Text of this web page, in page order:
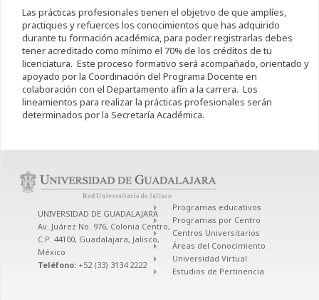
Las prácticas profesionales tienen el objetivo de que amplíes,
practiques y refuerces los conocimientos que has adquirido
durante tu formación académica, para poder registrarlas debes
tener acreditado como mínimo el 70% de los créditos de tu
licenciatura. Este proceso formativo será acompañado, orientado y
apoyado por la Coordinación del Programa Docente en
colaboración con el Departamento afín a la carrera. Los
lineamientos para realizar la prácticas profesionales serán
determinados por la Secretaría Académica.
UNIVERSIDAD DE GUADALAJARA
Av. Juárez No. 976, Colonia Centro,
C.P. 44100, Guadalajara, Jalisco,
México
Teléfono: +52 (33) 3134 2222
Programas educativos
Programas por Centro
Centros Universitarios
Áreas del Conocimiento
Universidad Virtual
Estudios de Pertinencia